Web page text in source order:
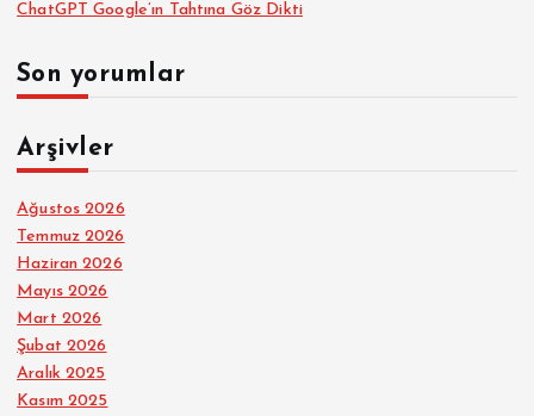
ChatGPT Google’ın Tahtına Göz Dikti
Son yorumlar
Arşivler
Ağustos 2026
Temmuz 2026
Haziran 2026
Mayıs 2026
Mart 2026
Şubat 2026
Aralık 2025
Kasım 2025